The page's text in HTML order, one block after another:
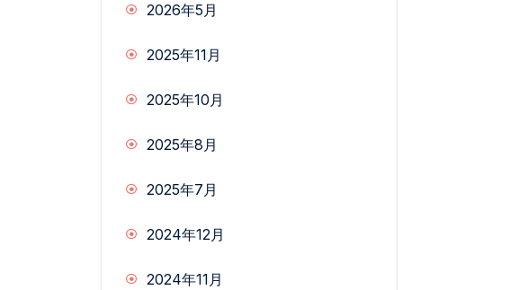
2026年5月
2025年11月
2025年10月
2025年8月
2025年7月
2024年12月
2024年11月